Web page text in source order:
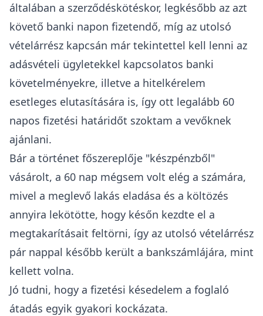
általában a szerződéskötéskor, legkésőbb az azt
követő banki napon fizetendő, míg az utolsó
vételárrész kapcsán már tekintettel kell lenni az
adásvételi ügyletekkel kapcsolatos banki
követelményekre, illetve a hitelkérelem
esetleges elutasítására is, így ott legalább 60
napos fizetési határidőt szoktam a vevőknek
ajánlani.
Bár a történet főszereplője "készpénzből"
vásárolt, a 60 nap mégsem volt elég a számára,
mivel a meglevő lakás eladása és a költözés
annyira lekötötte, hogy későn kezdte el a
megtakarításait feltörni, így az utolsó vételárrész
pár nappal később került a bankszámlájára, mint
kellett volna.
Jó tudni, hogy a fizetési késedelem a foglaló
átadás egyik gyakori kockázata.